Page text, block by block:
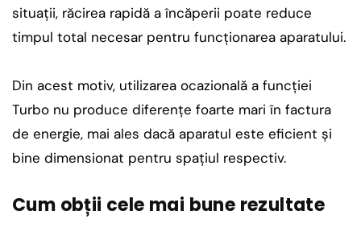
situații, răcirea rapidă a încăperii poate reduce
timpul total necesar pentru funcționarea aparatului.
Din acest motiv, utilizarea ocazională a funcției
Turbo nu produce diferențe foarte mari în factura
de energie, mai ales dacă aparatul este eficient și
bine dimensionat pentru spațiul respectiv.
Cum obții cele mai bune rezultate